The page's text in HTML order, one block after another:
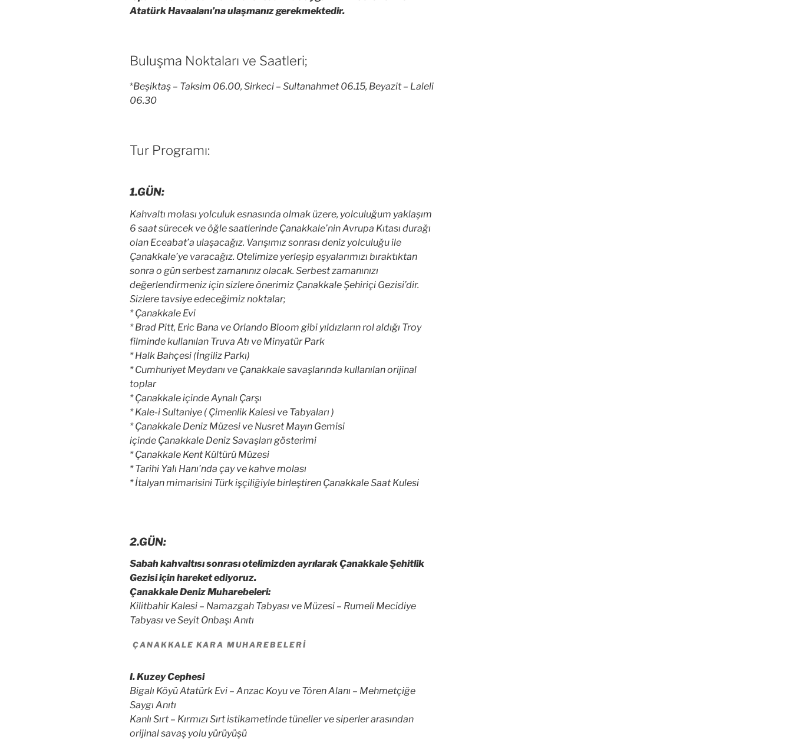
Atatürk Havaalanı’na ulaşmanız gerekmektedir.
Buluşma Noktaları ve Saatleri;
*Beşiktaş – Taksim 06.00, Sirkeci – Sultanahmet 06.15, Beyazit – Laleli
06.30
Tur Programı:
1.GÜN:
Kahvaltı molası yolculuk esnasında olmak üzere, yolculuğum yaklaşım
6 saat sürecek ve öğle saatlerinde Çanakkale’nin Avrupa Kıtası durağı
olan Eceabat’a ulaşacağız. Varışımız sonrası deniz yolculuğu ile
Çanakkale’ye varacağız. Otelimize yerleşip eşyalarımızı bıraktıktan
sonra o gün serbest zamanınız olacak. Serbest zamanınızı
değerlendirmeniz için sizlere önerimiz Çanakkale Şehiriçi Gezisi’dir.
Sizlere tavsiye edeceğimiz noktalar;
* Çanakkale Evi
* Brad Pitt, Eric Bana ve Orlando Bloom gibi yıldızların rol aldığı Troy
filminde kullanılan Truva Atı ve Minyatür Park
* Halk Bahçesi (İngiliz Parkı)
* Cumhuriyet Meydanı ve Çanakkalesavaşlarında kullanılan orijinal
toplar
*Çanakkaleiçinde Aynalı Çarşı
* Kale-i Sultaniye ( Çimenlik Kalesi ve Tabyaları )
* Çanakkale Deniz Müzesi ve Nusret Mayın Gemisi
içinde Çanakkale Deniz Savaşları gösterimi
* Çanakkale Kent Kültürü Müzesi
* Tarihi Yalı Hanı’nda çay ve kahve molası
* İtalyan mimarisini Türk işçiliğiyle birleştiren Çanakkale Saat Kulesi
2.GÜN:
Sabah kahvaltısı sonrası otelimizden ayrılarak Çanakkale Şehitlik
Gezisi için hareket ediyoruz.
Çanakkale Deniz Muharebeleri:
Kilitbahir Kalesi – Namazgah Tabyası ve Müzesi – Rumeli Mecidiye
Tabyası ve Seyit Onbaşı Anıtı
ÇANAKKALE KARA MUHAREBELERI
I. Kuzey Cephesi
Bigalı Köyü Atatürk Evi – Anzac Koyu ve Tören Alanı – Mehmetçiğe
Saygı Anıtı
Kanlı Sırt – Kırmızı Sırt istikametinde tüneller ve siperler arasından
orijinal savaş yolu yürüyüşü